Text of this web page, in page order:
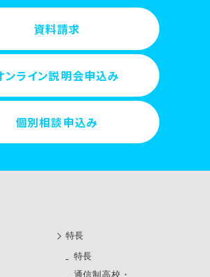
資料請求
ンライン説明会申込み
個別相談申込み
特長
特長
通信制高校・